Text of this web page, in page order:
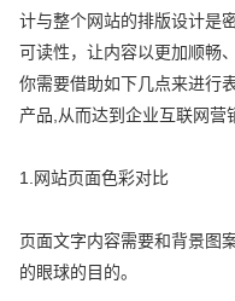
计与整个网站的排版设计是
可读性，让内容以更加顺畅
你需要借助如下几点来进行
产品,从而达到企业互联网营
1.网站页面色彩对比
页面文字内容需要和背景图
的眼球的目的。